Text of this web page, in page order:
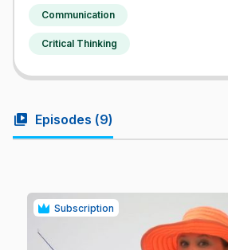
Communication
Critical Thinking
video_library Episodes (9)
Subscription